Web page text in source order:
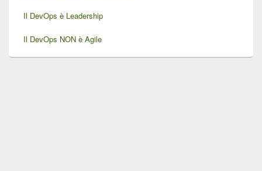
Il DevOps è Leadership
Il DevOps NON è Agile